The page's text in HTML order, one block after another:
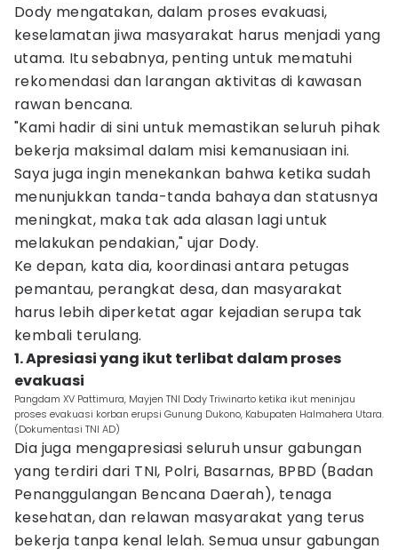
Dody mengatakan, dalam proses evakuasi,
keselamatan jiwa masyarakat harus menjadi yang
utama. Itu sebabnya, penting untuk mematuhi
rekomendasi dan larangan aktivitas di kawasan
rawan bencana.
"Kami hadir di sini untuk memastikan seluruh pihak
bekerja maksimal dalam misi kemanusiaan ini.
Saya juga ingin menekankan bahwa ketika sudah
menunjukkan tanda-tanda bahaya dan statusnya
meningkat, maka tak ada alasan lagi untuk
melakukan pendakian," ujar Dody.
Ke depan, kata dia, koordinasi antara petugas
pemantau, perangkat desa, dan masyarakat
harus lebih diperketat agar kejadian serupa tak
kembali terulang.
1. Apresiasi yang ikut terlibat dalam proses
evakuasi
Pangdam XV Pattimura, Mayjen TNI Dody Triwinarto ketika ikut meninjau
proses evakuasi korban erupsi Gunung Dukono, Kabupaten Halmahera Utara.
(Dokumentasi TNI AD)
Dia juga mengapresiasi seluruh unsur gabungan
yang terdiri dari TNI, Polri, Basarnas, BPBD (Badan
Penanggulangan Bencana Daerah), tenaga
kesehatan, dan relawan masyarakat yang terus
bekerja tanpa kenal lelah. Semua unsur gabungan